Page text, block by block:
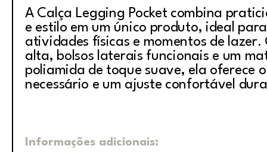
A Calça Legging Pocket combina
e estilo em um único produto, ideal
atividades físicas e momentos de lazer.
alta, bolsos laterais funcionais e um
poliamida de toque suave, ela oferece
necessário e um ajuste confortável
Informações adicionais: